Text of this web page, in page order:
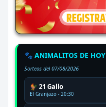
🐾 ANIMALITOS DE HOY
Sorteos del 07/08/2026
🐓 21 Gallo
El Granjazo - 20:30